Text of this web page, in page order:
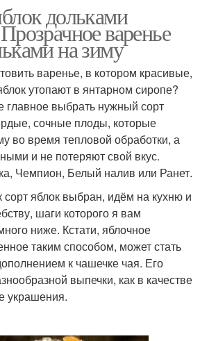
дольками
варенье
на зиму
варенье, в котором красивые,
утопают в янтарном сиропе?
главное выбрать нужный сорт
сочные плоды, которые
во время тепловой обработки, а
и не потеряют свой вкус.
Чемпион, Белый налив или Ранет.
сорт яблок выбран, идём на кухню и
шаги которого я вам
ниже. Кстати, яблочное
таким способом, может стать
к чашечке чая. Его
выпечки, как в качестве
украшения.